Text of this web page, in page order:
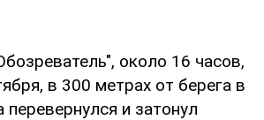
около 16 часов,
в 300 метрах от берега в
перевернулся и затонул